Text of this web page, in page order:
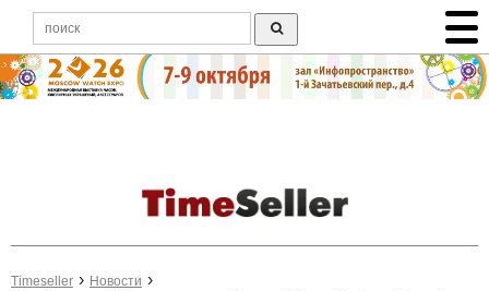
Timeseller
Новости